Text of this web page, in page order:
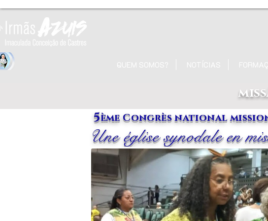
QUEM SOMOS? NOTÍCIAS
5ème Congrès national
Une église synodale en